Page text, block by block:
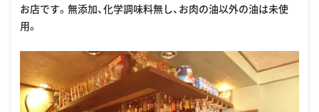
お店です。無添加、化学調味料無し、お肉の油以外の油は未使
用。